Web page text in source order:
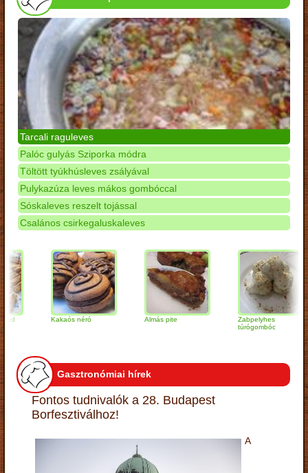
Tarcali raguleves
Palóc gulyás Sziporka módra
Töltött tyúkhúsleves zsályával
Pulykazúza leves mákos gombóccal
Sóskaleves reszelt tojással
Csalános csirkegaluskaleves
Kakaós néró Almás pite
Zabpelyhes
túrógombóc
Gasztronómiai hírek
Fontos tudnivalók a 28. Budapest
Borfesztiválhoz!
A